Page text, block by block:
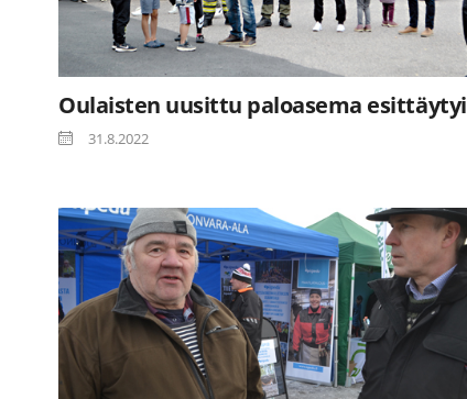
Oulaisten uusittu paloasema esittäytyi
31.8.2022